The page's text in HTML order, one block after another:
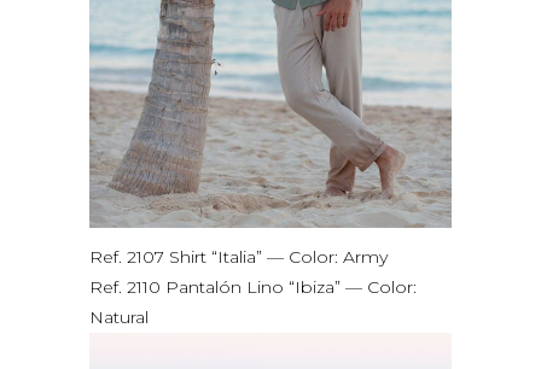
Ref. 2107 Shirt “Italia” — Color: Army
Ref. 2110 Pantalón Lino “Ibiza” — Color:
Natural